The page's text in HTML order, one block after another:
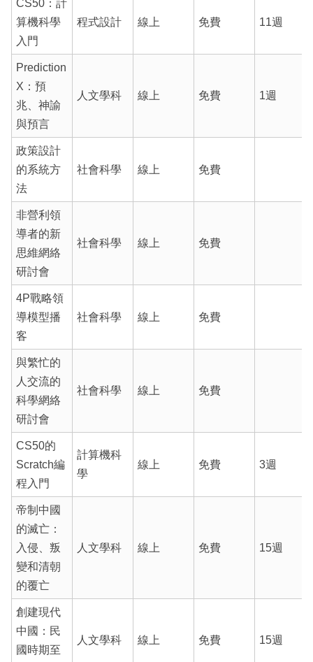
CS50：計
算機科學
入門
程式設計 線上 免費 11週
Prediction
X：預
兆、神諭
與預言
人文學科 線上 免費 1週
政策設計
的系統方
法
社會科學 線上 免費
非營利領
導者的新
思維網絡
研討會
社會科學 線上 免費
4P戰略領
導模型播
客
社會科學 線上 免費
與繁忙的
人交流的
科學網絡
研討會
社會科學 線上 免費
CS50的
Scratch編
程入門
計算機科
學
線上 免費 3週
帝制中國
的滅亡：
入侵、叛
變和清朝
的覆亡
人文學科 線上 免費 15週
創建現代
中國：民
國時期至
人文學科 線上 免費 15週